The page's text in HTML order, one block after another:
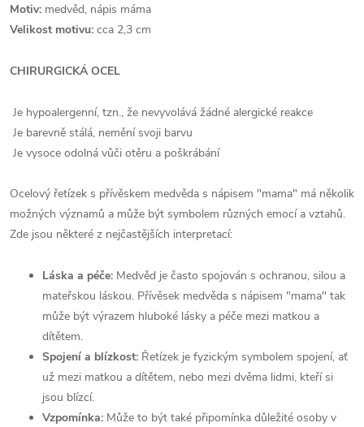
Motiv: medvěd, nápis máma
Velikost motivu: cca 2,3 cm
CHIRURGICKÁ OCEL
Je hypoalergenní, tzn., že nevyvolává žádné alergické reakce
Je barevně stálá, nemění svoji barvu
Je vysoce odolná vůči otěru a poškrábání
Ocelový řetízek s přívěskem medvěda s nápisem "mama" má několik
možných významů a může být symbolem různých emocí a vztahů.
Zde jsou některé z nejčastějších interpretací:
Láska a péče: Medvěd je často spojován s ochranou, silou a
mateřskou láskou. Přívěsek medvěda s nápisem "mama" tak
může být výrazem hluboké lásky a péče mezi matkou a
dítětem.
Spojení a blízkost: Řetízek je fyzickým symbolem spojení, ať
už mezi matkou a dítětem, nebo mezi dvěma lidmi, kteří si
jsou blízcí.
Vzpomínka: Může to být také připomínka důležité osoby v